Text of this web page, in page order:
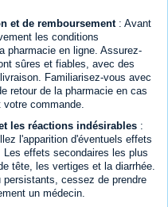
et de remboursement: Avant
les conditions
pharmacie en ligne. Assurez-
sûres et fiables, avec des
Familiarisez-vous avec
retour de la pharmacie en cas
commande.
les réactions indésirables :
l'apparition d'éventuels effets
effets secondaires les plus
tête, les vertiges et la diarrhée.
cessez de prendre
un médecin.